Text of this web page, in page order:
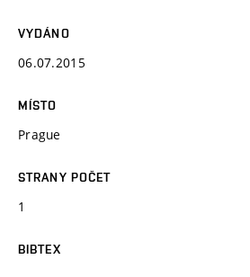
VYDÁNO
06.07.2015
MÍSTO
Prague
STRANY POČET
1
BIBTEX